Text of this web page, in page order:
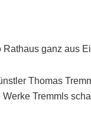
Rathaus ganz aus
Thomas
Tremmls